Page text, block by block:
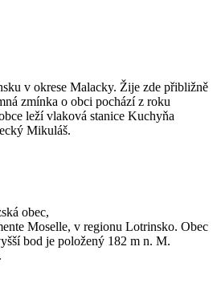
v okrese Malacky. Žije zde přibližně
zmínka o obci pochází z roku
leží vlaková stanice Kuchyňa
Mikuláš.
obec,
Moselle, v regionu Lotrinsko. Obec
bod je položený 182 m n. M.